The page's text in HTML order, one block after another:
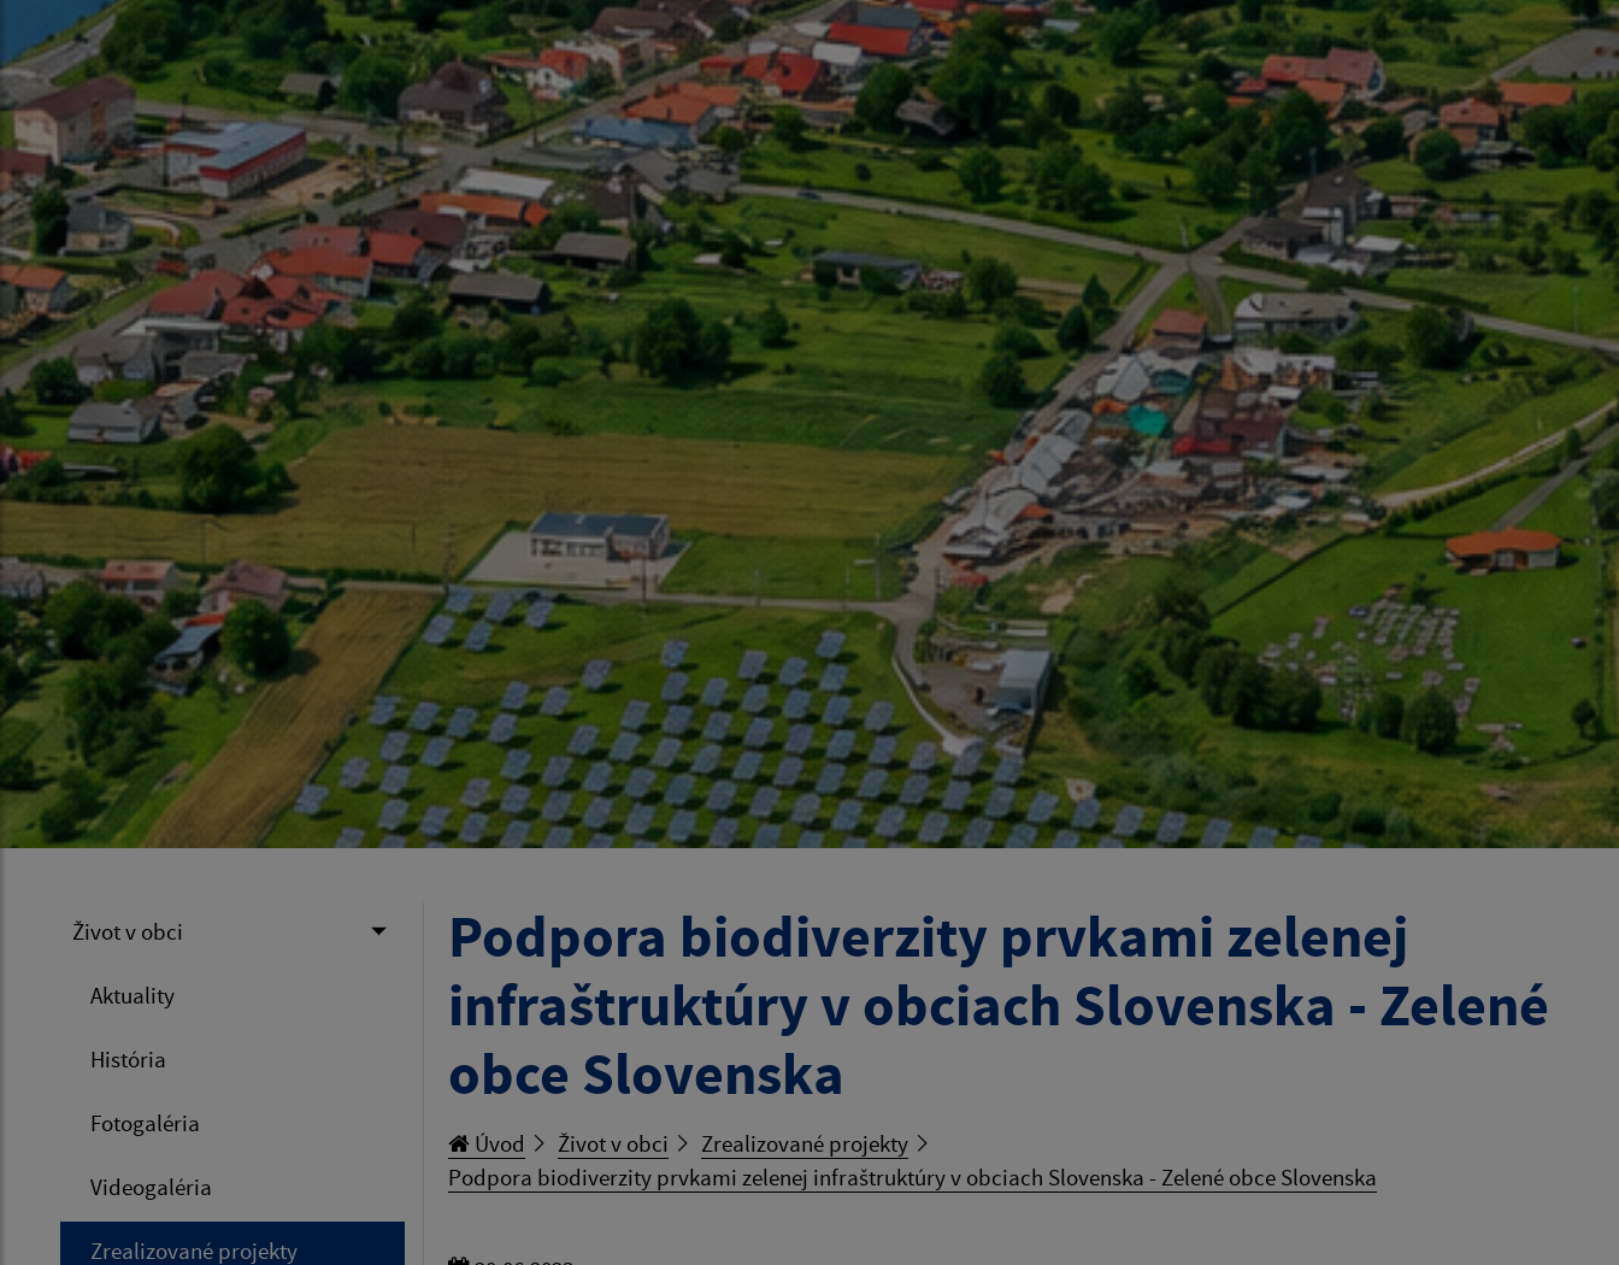
Život v obci
Aktuality
História
Fotogaléria
Videogaléria
Zrealizované projekty
Podpora biodiverzity prvkami zelenej
infraštruktúry v obciach Slovenska - Zelené
obce Slovenska
Úvod Život v obci
Zrealizované projekty
Podpora biodiverzity prvkami zelenej infraštruktúry v obciach Slovenska - Zelené obce Slovenska